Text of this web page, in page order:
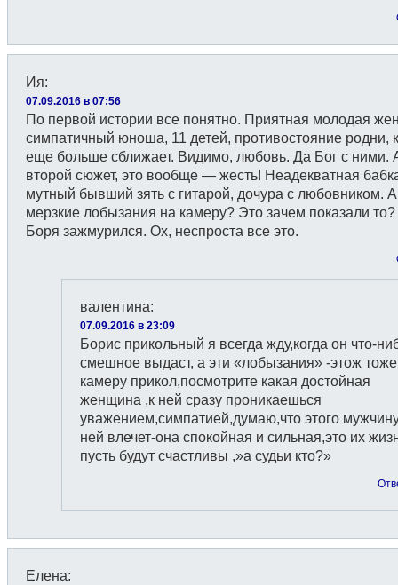
Ия:
07.09.2016 в 07:56
По первой истории все понятно. Приятная молодая
симпатичный юноша, 11 детей, противостояние родни,
еще больше сближает. Видимо, любовь. Да Бог с ними.
второй сюжет, это вообще — жесть! Неадекватная
мутный бывший зять с гитарой, дочура с любовником. А
мерзкие лобызания на камеру? Это зачем показали
Боря зажмурился. Ох, неспроста все это.
валентина:
07.09.2016 в 23:09
Борис прикольный я всегда жду,когда он что-
смешное выдаст, а эти «лобызания» -этож
камеру прикол,посмотрите какая достойная
женщина ,к ней сразу проникаешься
уважением,симпатией,думаю,что этого
ней влечет-она спокойная и сильная,это их
пусть будут счастливы ,»а судьи кто?»
Елена: